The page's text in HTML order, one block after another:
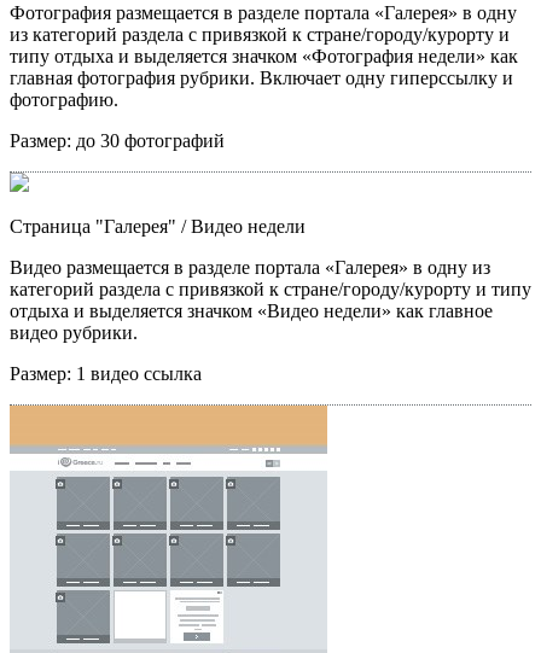
Фотография размещается в разделе портала «Галерея» в одну
из категорий раздела с привязкой к стране/городу/курорту и
типу отдыха и выделяется значком «Фотография недели» как
главная фотография рубрики. Включает одну гиперссылку и
фотографию.
Размер: до 30 фотографий
Страница "Галерея" / Видео недели
Видео размещается в разделе портала «Галерея» в одну из
категорий раздела с привязкой к стране/городу/курорту и типу
отдыха и выделяется значком «Видео недели» как главное
видео рубрики.
Размер: 1 видео ссылка